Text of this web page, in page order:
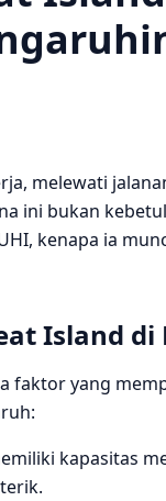
melewati
ini bukan
kenapa ia
Island di
faktor yang
kapasitas